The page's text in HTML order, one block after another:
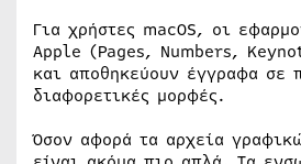
Για χρήστες macOS, οι
Apple (Pages, Numbers,
και αποθηκεύουν έγγραφα σε
διαφορετικές μορφές.
Όσον αφορά τα αρχεία